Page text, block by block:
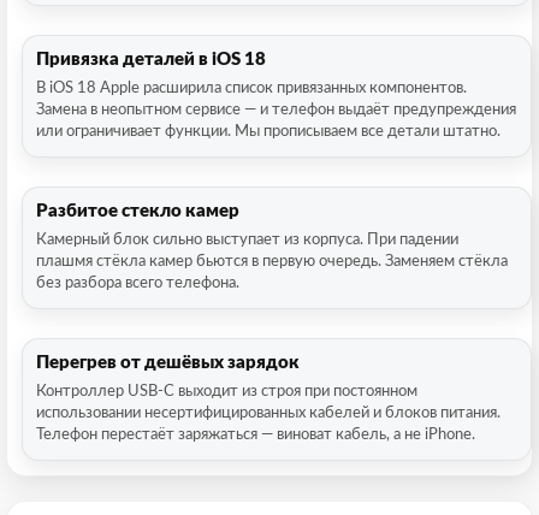
Привязка деталей в iOS 18
В iOS 18 Apple расширила список привязанных компонентов.
Замена в неопытном сервисе — и телефон выдаёт предупреждения
или ограничивает функции. Мы прописываем все детали штатно.
Разбитое стекло камер
Камерный блок сильно выступает из корпуса. При падении
плашмя стёкла камер бьются в первую очередь. Заменяем стёкла
без разбора всего телефона.
Перегрев от дешёвых зарядок
Контроллер USB-C выходит из строя при постоянном
использовании несертифицированных кабелей и блоков питания.
Телефон перестаёт заряжаться — виноват кабель, а не iPhone.